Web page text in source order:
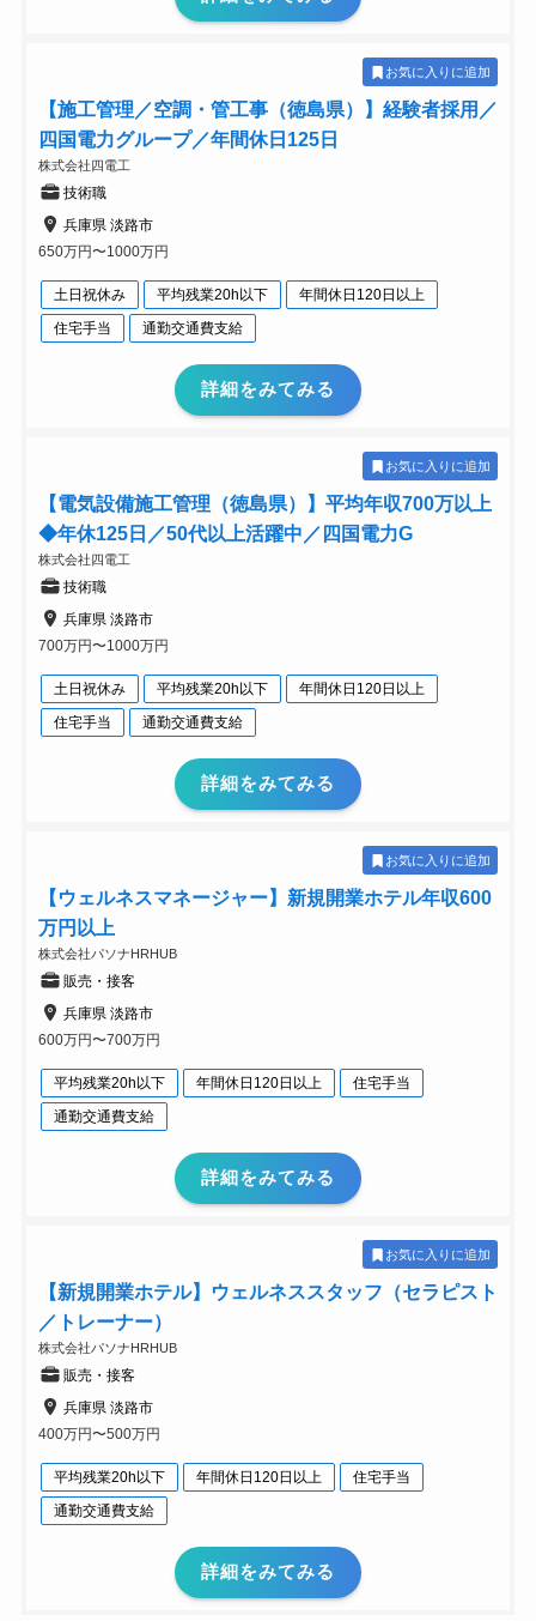
お気に入りに追加
【施工管理／空調・管工事（徳島県）】経験者採用／
四国電力グループ／年間休日125日
株式会社四電工
技術職
兵庫県 淡路市
650万円〜1000万円
土日祝休み 平均残業20h以下
年間休日120日以上
住宅手当
通勤交通費支給
詳細をみてみる
お気に入りに追加
【電気設備施工管理（徳島県）】平均年収700万以上
◆年休125日／50代以上活躍中／四国電力G
株式会社四電工
技術職
兵庫県 淡路市
700万円〜1000万円
土日祝休み 平均残業20h以下
年間休日120日以上
住宅手当
通勤交通費支給
詳細をみてみる
お気に入りに追加
【ウェルネスマネージャー】新規開業ホテル年収600
万円以上
株式会社パソナHRHUB
販売・接客
兵庫県 淡路市
600万円〜700万円
平均残業20h以下 年間休日120日以上
住宅手当
通勤交通費支給
詳細をみてみる
お気に入りに追加
【新規開業ホテル】ウェルネススタッフ（セラピスト
／トレーナー）
株式会社パソナHRHUB
販売・接客
兵庫県 淡路市
400万円〜500万円
平均残業20h以下 年間休日120日以上
住宅手当
通勤交通費支給
詳細をみてみる